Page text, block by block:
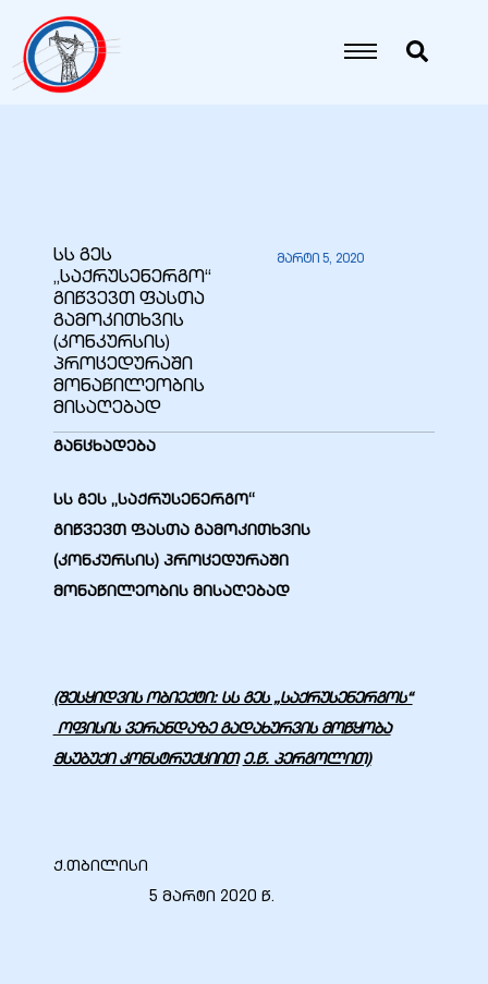
სს გეს
„საქრუსენერგო“
გიწვევთ ფასთა
გამოკითხვის
(კონკურსის)
პროცედურაში
მონაწილეობის
მისაღებად
მარტი 5, 2020
განცხადება
სს გეს „საქრუსენერგო“
გიწვევთ ფასთა გამოკითხვის
(კონკურსის) პროცედურაში
მონაწილეობის მისაღებად
(შესყიდვის ობიექტი: სს გეს „საქრუსენერგოს“
ოფისის ვერანდაზე გადახურვის მოწყობა
მსუბუქი კონსტრუქციით ე.წ. პერგოლით)
ქ.თბილისი
5 მარტი 2020 წ.